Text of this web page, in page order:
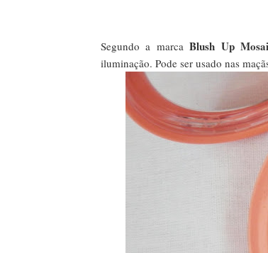
Segundo a marcaBlush Up
iluminação. Pode ser usado nas